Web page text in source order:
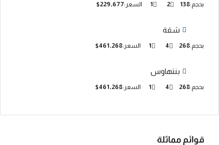
بحجم:138
2
1 السعر:$229,677
شقة
بحجم:268
4
1 السعر:$461,268
بنتهاوس
بحجم:268
4
1 السعر:$461,268
قوائم مماثلة